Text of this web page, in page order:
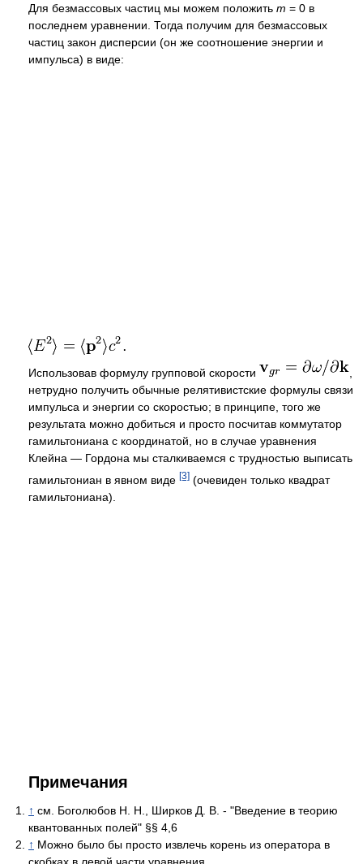
Для безмассовых частиц мы можем положить m = 0 в
последнем уравнении. Тогда получим для безмассовых
частиц закон дисперсии (он же соотношение энергии и
импульса) в виде:
Использовав формулу групповой скорости
нетрудно получить обычные релятивистские формулы связи
импульса и энергии со скоростью; в принципе, того же
результата можно добиться и просто посчитав коммутатор
гамильтониана с координатой, но в случае уравнения
Клейна — Гордона мы сталкиваемся с трудностью выписать
гамильтониан в явном виде [3] (очевиден только квадрат
гамильтониана).
Примечания
↑ см. Боголюбов Н. Н., Ширков Д. В. - "Введение в теорию
квантованных полей" §§ 4,6
↑ Можно было бы просто извлечь корень из оператора в
скобках в левой части уравнения